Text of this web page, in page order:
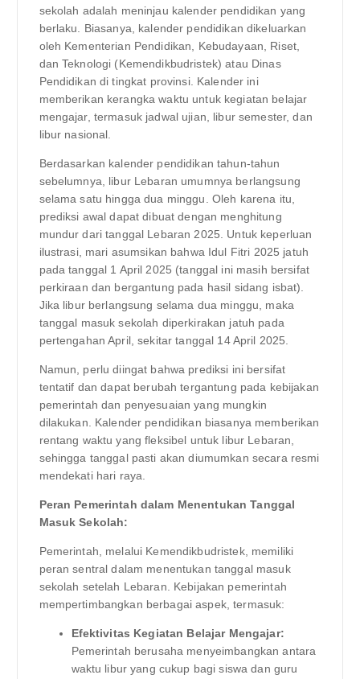
sekolah adalah meninjau kalender pendidikan yang
berlaku. Biasanya, kalender pendidikan dikeluarkan
oleh Kementerian Pendidikan, Kebudayaan, Riset,
dan Teknologi (Kemendikbudristek) atau Dinas
Pendidikan di tingkat provinsi. Kalender ini
memberikan kerangka waktu untuk kegiatan belajar
mengajar, termasuk jadwal ujian, libur semester, dan
libur nasional.
Berdasarkan kalender pendidikan tahun-tahun
sebelumnya, libur Lebaran umumnya berlangsung
selama satu hingga dua minggu. Oleh karena itu,
prediksi awal dapat dibuat dengan menghitung
mundur dari tanggal Lebaran 2025. Untuk keperluan
ilustrasi, mari asumsikan bahwa Idul Fitri 2025 jatuh
pada tanggal 1 April 2025 (tanggal ini masih bersifat
perkiraan dan bergantung pada hasil sidang isbat).
Jika libur berlangsung selama dua minggu, maka
tanggal masuk sekolah diperkirakan jatuh pada
pertengahan April, sekitar tanggal 14 April 2025.
Namun, perlu diingat bahwa prediksi ini bersifat
tentatif dan dapat berubah tergantung pada kebijakan
pemerintah dan penyesuaian yang mungkin
dilakukan. Kalender pendidikan biasanya memberikan
rentang waktu yang fleksibel untuk libur Lebaran,
sehingga tanggal pasti akan diumumkan secara resmi
mendekati hari raya.
Peran Pemerintah dalam Menentukan Tanggal
Masuk Sekolah:
Pemerintah, melalui Kemendikbudristek, memiliki
peran sentral dalam menentukan tanggal masuk
sekolah setelah Lebaran. Kebijakan pemerintah
mempertimbangkan berbagai aspek, termasuk:
Efektivitas Kegiatan Belajar Mengajar:
Pemerintah berusaha menyeimbangkan antara
waktu libur yang cukup bagi siswa dan guru